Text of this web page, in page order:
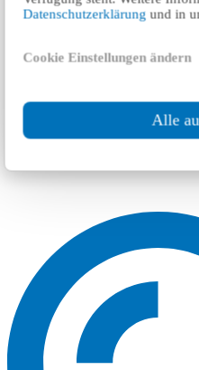
Datenschutzerklärung und in
Cookie Einstellungen ändern
Alle